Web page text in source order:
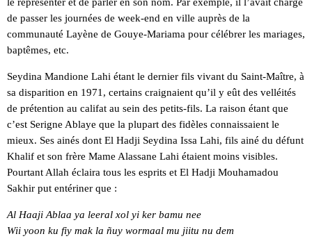
de passer les journées de week-end en ville auprès de la
communauté Layène de Gouye-Mariama pour célébrer les mariages,
baptêmes, etc.
Seydina Mandione Lahi étant le dernier fils vivant du Saint-Maître, à
sa disparition en 1971, certains craignaient qu’il y eût des velléités
de prétention au califat au sein des petits-fils. La raison étant que
c’est Serigne Ablaye que la plupart des fidèles connaissaient le
mieux. Ses ainés dont El Hadji Seydina Issa Lahi, fils ainé du défunt
Khalif et son frère Mame Alassane Lahi étaient moins visibles.
Pourtant Allah éclaira tous les esprits et El Hadji Mouhamadou
Sakhir put entériner que :
Al Haaji Ablaa ya leeral xol yi ker bamu nee
Wii yoon ku fiy mak la ñuy wormaal mu jiitu nu dem